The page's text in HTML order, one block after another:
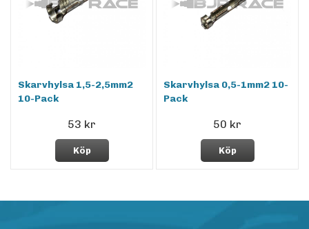
Skarvhylsa 1,5-2,5mm2
10-Pack
53 kr
Köp
Skarvhylsa 0,5-1mm2 10-
Pack
50 kr
Köp